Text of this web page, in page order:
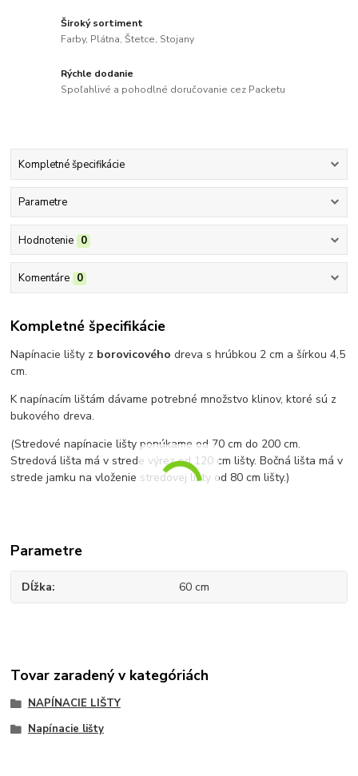
Široký sortiment
Farby, Plátna, Štetce, Stojany
Rýchle dodanie
Spoľahlivé a pohodlné doručovanie cez Packetu
Kompletné špecifikácie
Parametre
Hodnotenie 0
Komentáre 0
Kompletné špecifikácie
Napínacie lišty z borovicovéhodreva s hrúbkou 2 cm a šírkou 4,5
cm.
K napínacím lištám dávame potrebné množstvo klinov, ktoré sú z
bukového dreva.
(Stredové napínacie lišty ponúkame od 70 cm do 200 cm.
Stredová lišta má v strede výrez od 120 cm lišty. Bočná lišta má v
strede jamku na vloženie stredovej lišty od 80 cm lišty.)
Parametre
Dĺžka 60 cm
Tovar zaradený v kategóriách
NAPÍNACIE LIŠTY
Napínacie lišty